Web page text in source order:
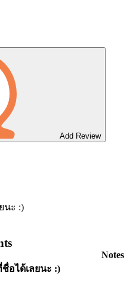
Add Review
นะ :)
อได้เลยนะ :)
Notes